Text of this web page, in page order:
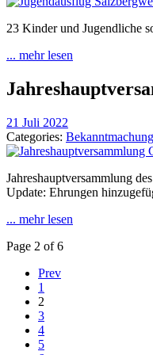
23 Kinder und Jugendliche
... mehr lesen
21 Juli 2022
Categories:
Jahreshauptversammlung
Update: Ehrungen
... mehr lesen
Page 2 of 6
Prev
1
2
3
4
5